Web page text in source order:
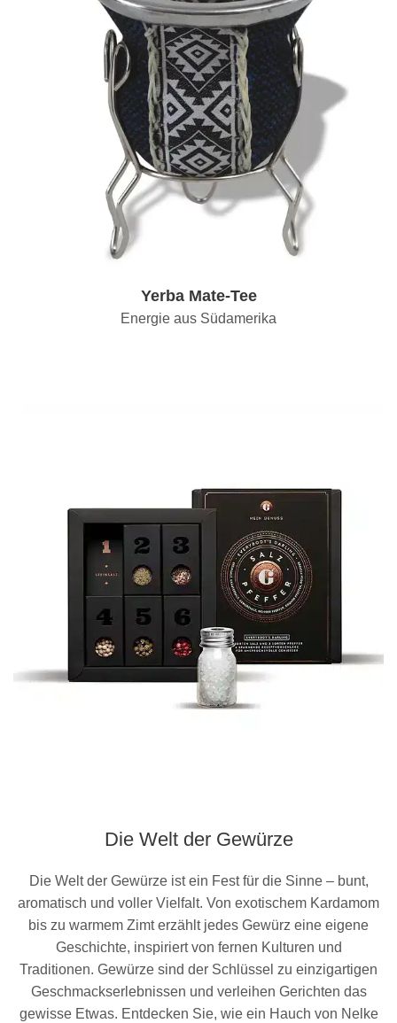
Yerba Mate-Tee
Energie aus Südamerika
Die Welt der Gewürze
Die Welt der Gewürze ist ein Fest für die Sinne – bunt,
aromatisch und voller Vielfalt. Von exotischem Kardamom
bis zu warmem Zimt erzählt jedes Gewürz eine eigene
Geschichte, inspiriert von fernen Kulturen und
Traditionen. Gewürze sind der Schlüssel zu einzigartigen
Geschmackserlebnissen und verleihen Gerichten das
gewisse Etwas. Entdecken Sie, wie ein Hauch von Nelke